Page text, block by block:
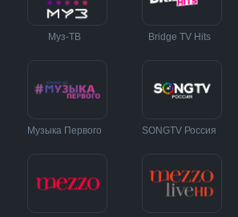
Муз-ТВ Bridge TV Hits
Музыка Первого SONGTV Россия